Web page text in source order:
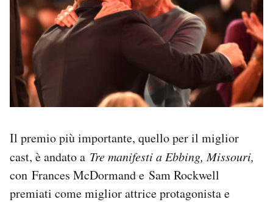
Il premio più importante, quello per il miglior
cast, è andato a Tre manifesti a Ebbing, Missouri,
con Frances McDormand e Sam Rockwell
premiati come miglior attrice protagonista e